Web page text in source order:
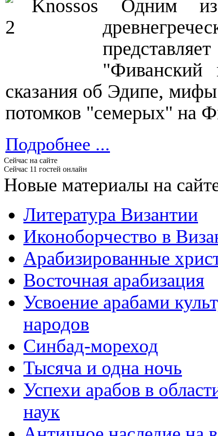
Одним из
сказания об Эдипе,
потомков "семерых" на
Подробнее ...
Сейчас на сайте
Сейчас 11 гостей онлайн
Новые материалы на
Литература Византии
Иконоборчество в
Арабизированные
Восточная арабизация
Усвоение арабами
народов
Синбад-мореход
Тысяча и одна ночь
Успехи арабов в
наук